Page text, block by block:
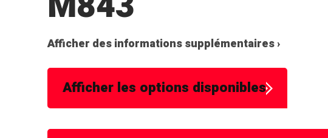
Afficher des informations supplémentaires ›
Afficher les options disponibles